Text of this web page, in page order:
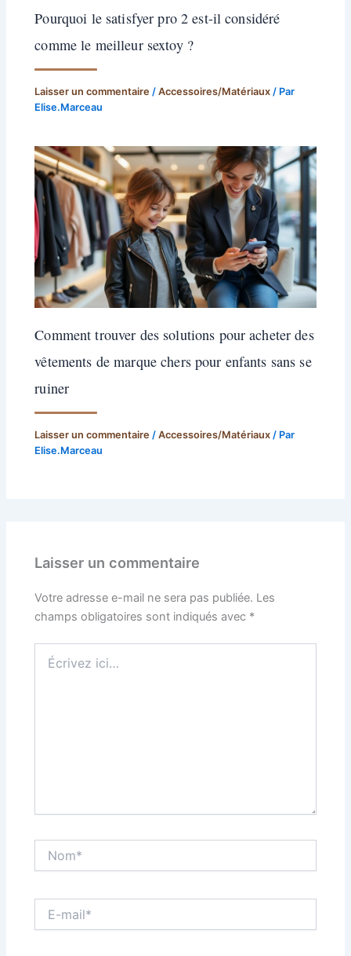
Pourquoi le satisfyer pro 2 est-il considéré
comme le meilleur sextoy ?
Laisser un commentaire /Accessoires/Matériaux / Par
Elise.Marceau
Comment trouver des solutions pour acheter des
vêtements de marque chers pour enfants sans se
ruiner
Laisser un commentaire /Accessoires/Matériaux / Par
Elise.Marceau
Laisser un commentaire
Votre adresse e-mail ne sera pas publiée. Les
champs obligatoires sont indiqués avec *
ici…
mail*